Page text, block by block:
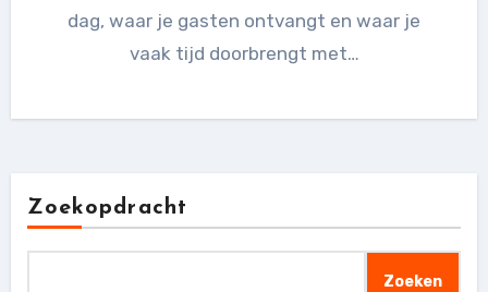
dag, waar je gasten ontvangt en waar je
vaak tijd doorbrengt met…
Zoekopdracht
Zoeken